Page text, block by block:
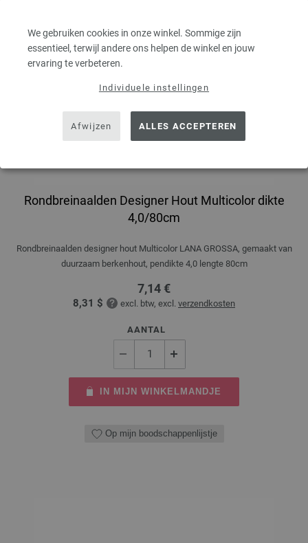
We gebruiken cookies in onze winkel. Sommige zijn
essentieel, terwijl andere ons helpen de winkel en jouw
ervaring te verbeteren.
Individuele instellingen
Afwijzen ALLES ACCEPTEREN
Rondbreinaalden Designer Hout Multicolor dikte
4,0/80cm
Rondbreinaalden designer hout Multicolor LANA GROSSA, gemaakt van
duurzaam berkenhout, pendikte 4,0 lengte 80cm
7,14 €
8,31 $ excl. btw, excl. verzendkosten
AANTAL
IN MIJN WINKELMANDJE
Op mijn boodschappenlijstje